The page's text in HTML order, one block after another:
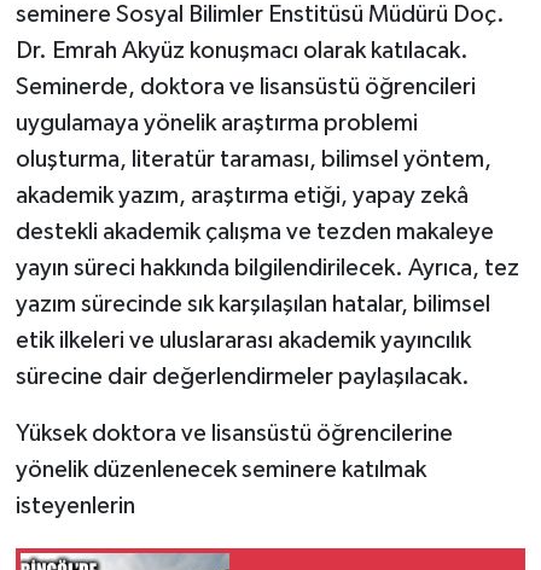
seminere Sosyal Bilimler Enstitüsü Müdürü Doç.
Dr. Emrah Akyüz konuşmacı olarak katılacak.
Seminerde, doktora ve lisansüstü öğrencileri
uygulamaya yönelik araştırma problemi
oluşturma, literatür taraması, bilimsel yöntem,
akademik yazım, araştırma etiği, yapay zekâ
destekli akademik çalışma ve tezden makaleye
yayın süreci hakkında bilgilendirilecek. Ayrıca, tez
yazım sürecinde sık karşılaşılan hatalar, bilimsel
etik ilkeleri ve uluslararası akademik yayıncılık
sürecine dair değerlendirmeler paylaşılacak.
Yüksek doktora ve lisansüstü öğrencilerine
yönelik düzenlenecek seminere katılmak
isteyenlerin